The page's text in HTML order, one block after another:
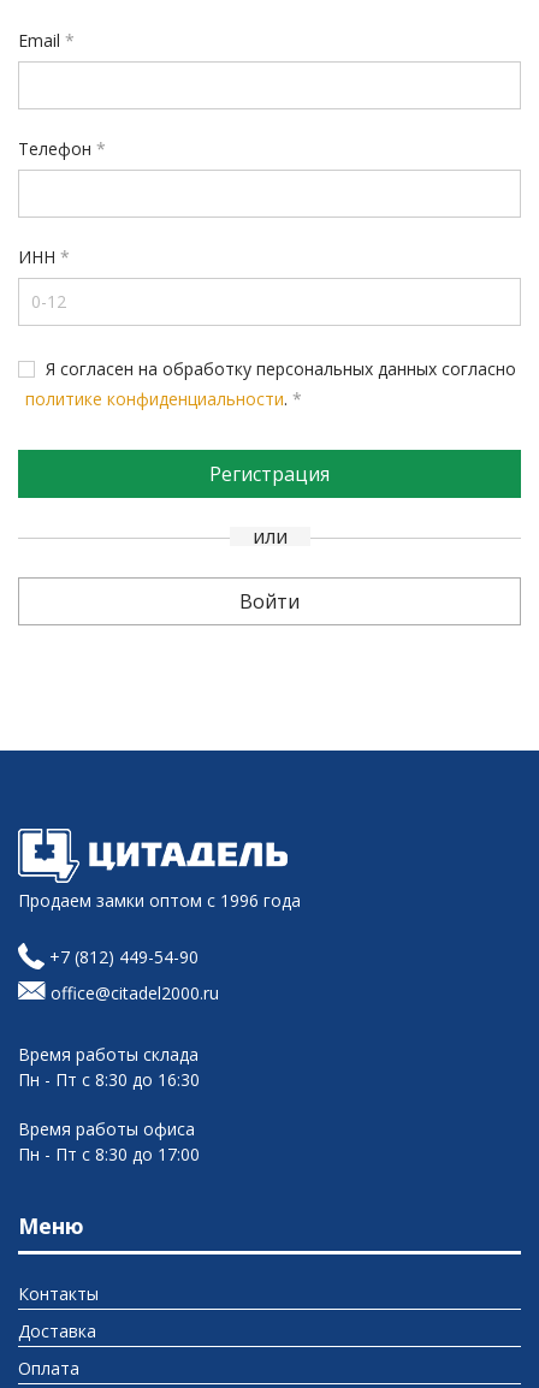
Email *
Телефон *
ИНН *
Я согласен на обработку персональных данных согласно
политике конфиденциальности. *
Регистрация
или
Войти
Имя пользователя или email
Пароль*
Запомнить меня
Войти
или
Продаем замки оптом с 1996 года
+7 (812) 449-54-90
office@citadel2000.ru
Время работы склада
Пн - Пт с 8:30 до 16:30
Время работы офиса
Пн - Пт с 8:30 до 17:00
Меню
Контакты
Доставка
Оплата